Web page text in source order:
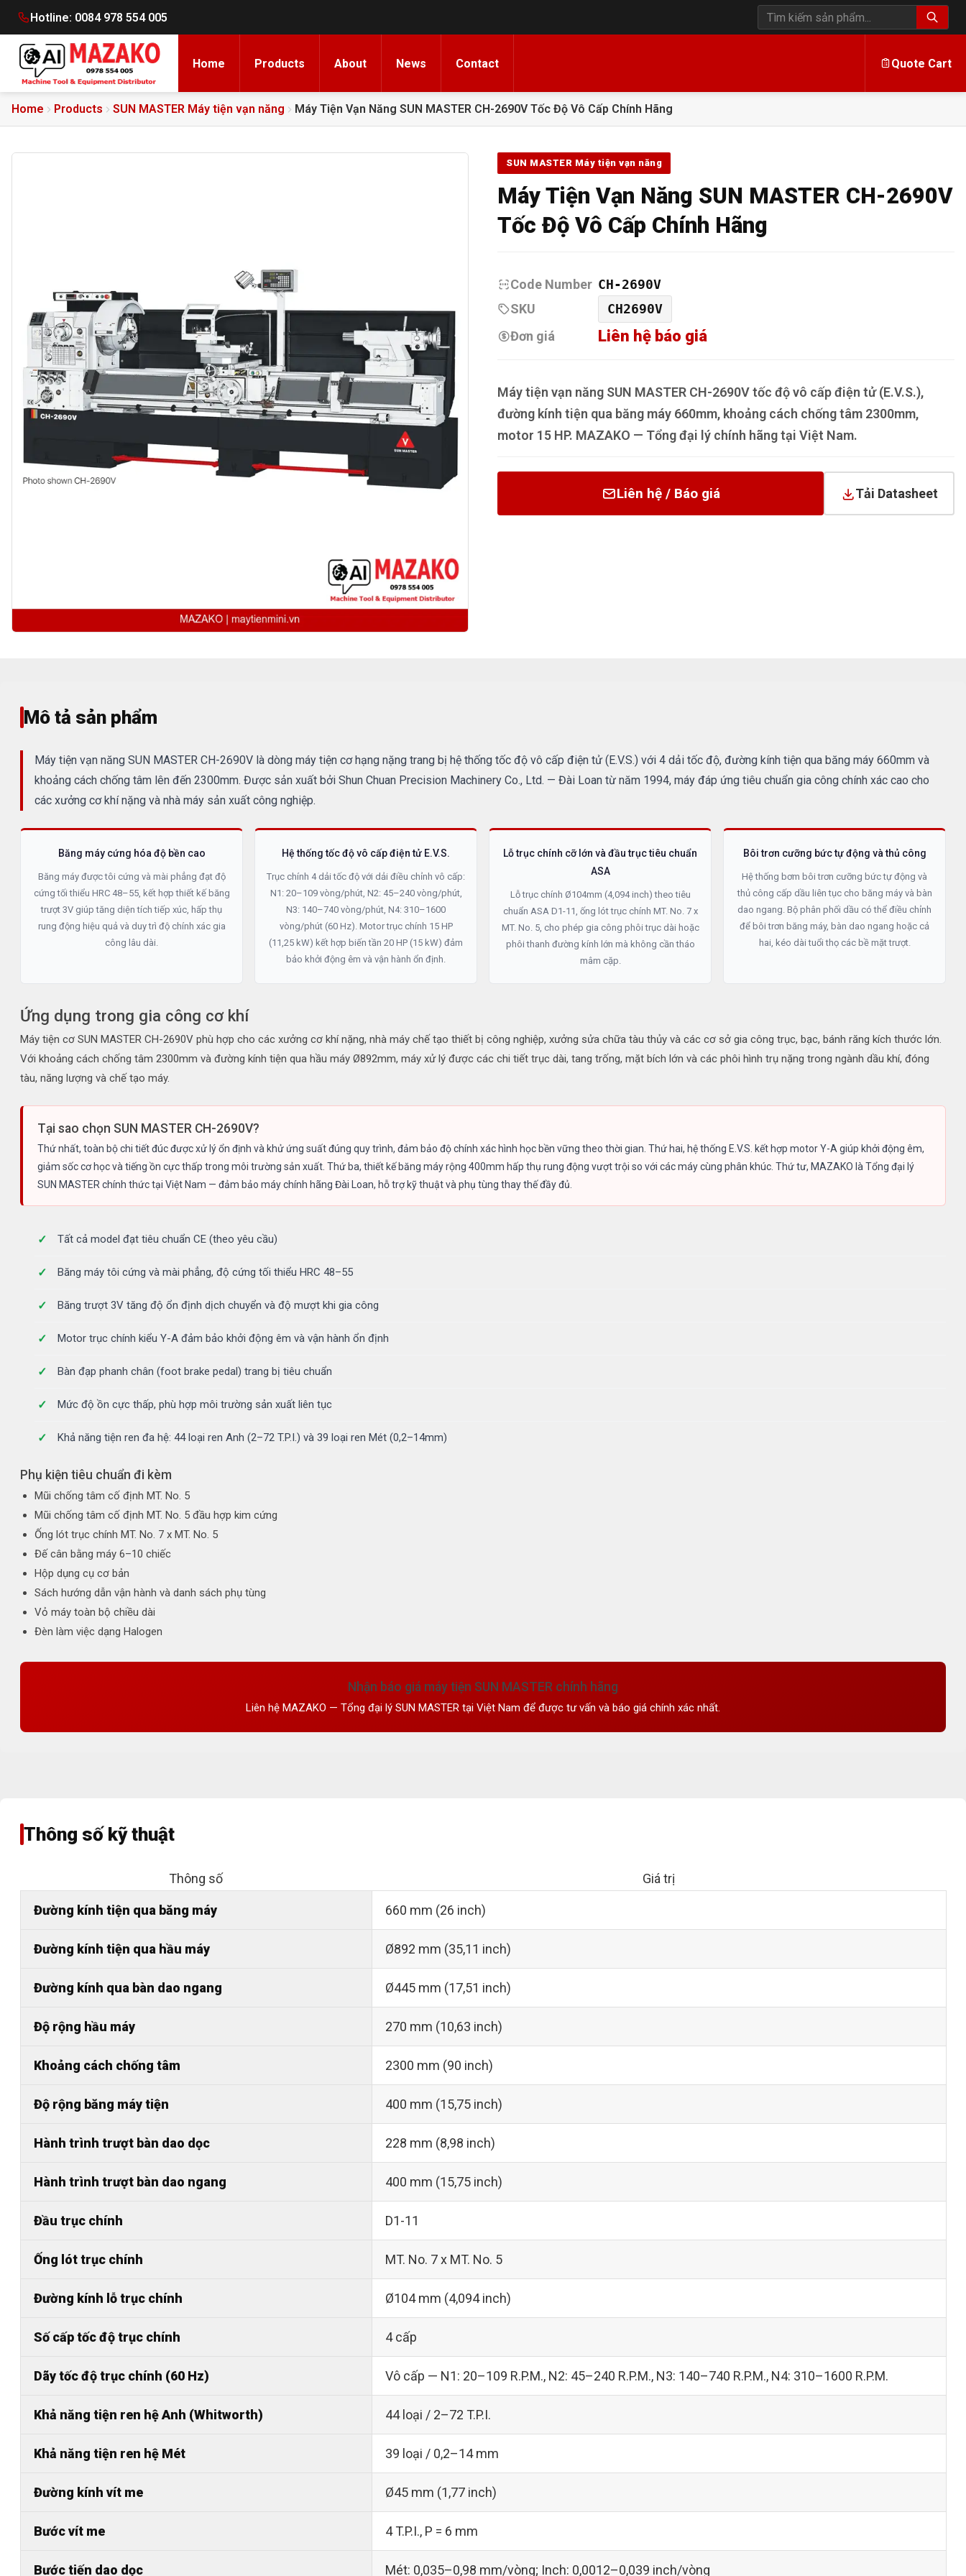
Hotline: 0084 978 554 005
Tìm kiếm sản phẩm
Home Products About News Contact Quote Cart
Home Products SUN MASTER Máy tiện vạn năng Máy Tiện Vạn Năng SUN MASTER CH-2690V Tốc Độ Vô Cấp Chính Hãng
SUN MASTER Máy tiện vạn năng
Máy Tiện Vạn Năng SUN MASTER CH-2690V
Tốc Độ Vô Cấp Chính Hãng
Code Number CH-2690V
SKU
CH2690V
Đơn giá
Liên hệ báo giá
Máy tiện vạn năng SUN MASTER CH-2690V tốc độ vô cấp điện tử (E.V.S.),
đường kính tiện qua băng máy 660mm, khoảng cách chống tâm 2300mm,
motor 15 HP. MAZAKO — Tổng đại lý chính hãng tại Việt Nam.
Liên hệ / Báo giá Tải Datasheet
Mô tả sản phẩm
Máy tiện vạn năng SUN MASTER CH-2690V là dòng máy tiện cơ hạng nặng trang bị hệ thống tốc độ vô cấp điện tử (E.V.S.) với 4 dải tốc độ, đường kính tiện qua băng máy 660mm và
khoảng cách chống tâm lên đến 2300mm. Được sản xuất bởi Shun Chuan Precision Machinery Co., Ltd. — Đài Loan từ năm 1994, máy đáp ứng tiêu chuẩn gia công chính xác cao cho
các xưởng cơ khí nặng và nhà máy sản xuất công nghiệp.
Băng máy cứng hóa độ bền cao
Băng máy được tôi cứng và mài phẳng đạt độ
cứng tối thiểu HRC 48–55, kết hợp thiết kế băng
trượt 3V giúp tăng diện tích tiếp xúc, hấp thụ
rung động hiệu quả và duy trì độ chính xác gia
công lâu dài.
Hệ thống tốc độ vô cấp điện tử E.V.S.
Trục chính 4 dải tốc độ với dải điều chỉnh vô cấp:
N1: 20–109 vòng/phút, N2: 45–240 vòng/phút,
N3: 140–740 vòng/phút, N4: 310–1600
vòng/phút (60 Hz). Motor trục chính 15 HP
(11,25 kW) kết hợp biến tần 20 HP (15 kW) đảm
bảo khởi động êm và vận hành ổn định.
Lỗ trục chính cỡ lớn và đầu trục tiêu chuẩn
ASA
Lỗ trục chính Ø104mm (4,094 inch) theo tiêu
chuẩn ASA D1-11, ống lót trục chính MT. No. 7 x
MT. No. 5, cho phép gia công phôi trục dài hoặc
phôi thanh đường kính lớn mà không cần tháo
mâm cặp.
Bôi trơn cưỡng bức tự động và thủ công
Hệ thống bơm bôi trơn cưỡng bức tự động và
thủ công cấp dầu liên tục cho băng máy và bàn
dao ngang. Bộ phân phối dầu có thể điều chỉnh
để bôi trơn băng máy, bàn dao ngang hoặc cả
hai, kéo dài tuổi thọ các bề mặt trượt.
Ứng dụng trong gia công cơ khí
Máy tiện cơ SUN MASTER CH-2690V phù hợp cho các xưởng cơ khí nặng, nhà máy chế tạo thiết bị công nghiệp, xưởng sửa chữa tàu thủy và các cơ sở gia công trục, bạc, bánh răng kích thước lớn.
Với khoảng cách chống tâm 2300mm và đường kính tiện qua hầu máy Ø892mm, máy xử lý được các chi tiết trục dài, tang trống, mặt bích lớn và các phôi hình trụ nặng trong ngành dầu khí, đóng
tàu, năng lượng và chế tạo máy.
Tại sao chọn SUN MASTER CH-2690V?
Thứ nhất, toàn bộ chi tiết đúc được xử lý ổn định và khử ứng suất đúng quy trình, đảm bảo độ chính xác hình học bền vững theo thời gian. Thứ hai, hệ thống E.V.S. kết hợp motor Y-A giúp khởi động êm,
giảm sốc cơ học và tiếng ồn cực thấp trong môi trường sản xuất. Thứ ba, thiết kế băng máy rộng 400mm hấp thụ rung động vượt trội so với các máy cùng phân khúc. Thứ tư, MAZAKO là Tổng đại lý
SUN MASTER chính thức tại Việt Nam — đảm bảo máy chính hãng Đài Loan, hỗ trợ kỹ thuật và phụ tùng thay thế đầy đủ.
Tất cả model đạt tiêu chuẩn CE (theo yêu cầu)
Băng máy tôi cứng và mài phẳng, độ cứng tối thiểu HRC 48–55
Băng trượt 3V tăng độ ổn định dịch chuyển và độ mượt khi gia công
Motor trục chính kiểu Y-A đảm bảo khởi động êm và vận hành ổn định
Bàn đạp phanh chân (foot brake pedal) trang bị tiêu chuẩn
Mức độ ồn cực thấp, phù hợp môi trường sản xuất liên tục
Khả năng tiện ren đa hệ: 44 loại ren Anh (2–72 T.P.I.) và 39 loại ren Mét (0,2–14mm)
Phụ kiện tiêu chuẩn đi kèm
Mũi chống tâm cố định MT. No. 5
Mũi chống tâm cố định MT. No. 5 đầu hợp kim cứng
Ống lót trục chính MT. No. 7 x MT. No. 5
Đế cân bằng máy 6–10 chiếc
Hộp dụng cụ cơ bản
Sách hướng dẫn vận hành và danh sách phụ tùng
Vỏ máy toàn bộ chiều dài
Đèn làm việc dạng Halogen
Nhận báo giá máy tiện SUN MASTER chính hãng
Liên hệ MAZAKO — Tổng đại lý SUN MASTER tại Việt Nam để được tư vấn và báo giá chính xác nhất.
Thông số kỹ thuật
Thông số Giá trị
Đường kính tiện qua băng máy 660 mm (26 inch)
Đường kính tiện qua hầu máy Ø892 mm (35,11 inch)
Đường kính qua bàn dao ngang Ø445 mm (17,51 inch)
Độ rộng hầu máy 270 mm (10,63 inch)
Khoảng cách chống tâm 2300 mm (90 inch)
Độ rộng băng máy tiện 400 mm (15,75 inch)
Hành trình trượt bàn dao dọc 228 mm (8,98 inch)
Hành trình trượt bàn dao ngang 400 mm (15,75 inch)
Đầu trục chính D1-11
Ống lót trục chính MT. No. 7 x MT. No. 5
Đường kính lỗ trục chính Ø104 mm (4,094 inch)
Số cấp tốc độ trục chính 4 cấp
Dãy tốc độ trục chính (60 Hz) Vô cấp — N1: 20–109 R.P.M., N2: 45–240 R.P.M., N3: 140–740 R.P.M., N4: 310–1600 R.P.M.
Khả năng tiện ren hệ Anh (Whitworth) 44 loại / 2–72 T.P.I.
Khả năng tiện ren hệ Mét 39 loại / 0,2–14 mm
Đường kính vít me Ø45 mm (1,77 inch)
Bước vít me 4 T.P.I., P = 6 mm
Bước tiến dao dọc Mét: 0,035–0,98 mm/vòng; Inch: 0,0012–0,039 inch/vòng